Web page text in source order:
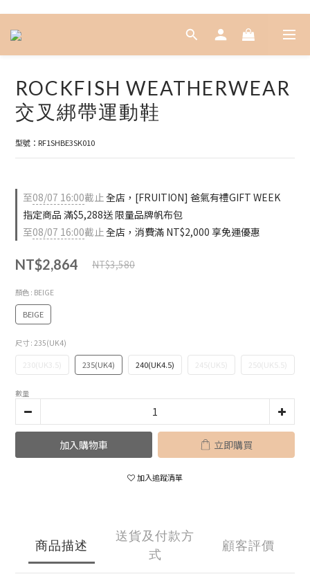
ROCKFISH WEATHERWEAR
交叉綁帶運動鞋
型號：RF1SHBE3SK010
至08/07 16:00截止全店，[FRUITION] 爸氣有禮GIFT WEEK
指定商品 滿$5,288送 限量品牌帆布包
至08/07 16:00截止全店，消費滿 NT$2,000 享免運優惠
NT$2,864 NT$3,580
顏色 : BEIGE
BEIGE
尺寸 : 235(UK4)
230(UK3.5) 235(UK4) 240(UK4.5) 245(UK5) 250(UK5.5)
數量
加入購物車 立即購買
加入追蹤清單
商品描述
送貨及付款方
式
顧客評價